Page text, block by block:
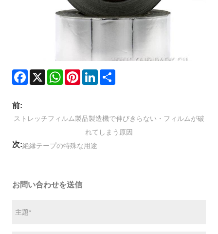
Facebook
X WhatsAppPinterestLinkedIn
前:
ストレッチフィルム製品製造機で伸びきらない・フィルムが破
れてしまう原因
次:絶縁テープの特殊な用途
お問い合わせを送信